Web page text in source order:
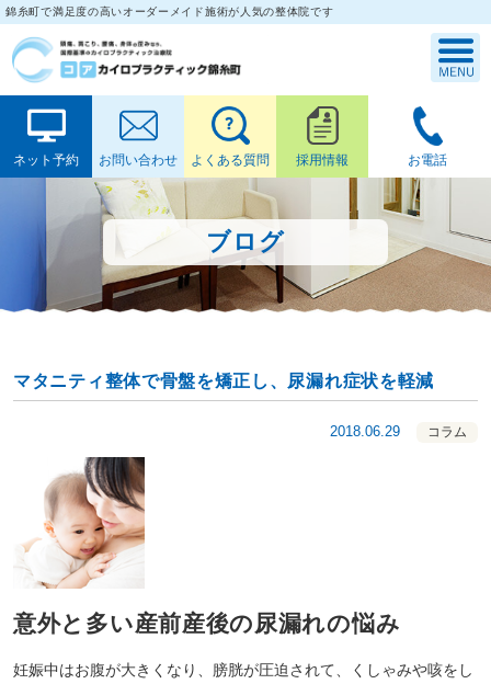
錦糸町で満足度の高いオーダーメイド施術が人気の整体院です
ネット予約 お問い合わせ よくある質問 採用情報 お電話
ブログ
マタニティ整体で骨盤を矯正し、尿漏れ症状を軽減
2018.06.29 コラム
意外と多い産前産後の尿漏れの悩み
妊娠中はお腹が大きくなり、膀胱が圧迫されて、くしゃみや咳をし